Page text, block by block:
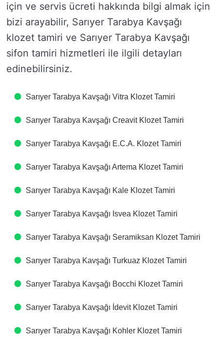
için ve servis ücreti hakkında bilgi almak için
bizi arayabilir, Sarıyer Tarabya Kavşağı
klozet tamiri ve Sarıyer Tarabya Kavşağı
sifon tamiri hizmetleri ile ilgili detayları
edinebilirsiniz.
Sarıyer Tarabya Kavşağı Vitra Klozet Tamiri
Sarıyer Tarabya Kavşağı Creavit Klozet Tamiri
Sarıyer Tarabya Kavşağı E.C.A. Klozet Tamiri
Sarıyer Tarabya Kavşağı Artema Klozet Tamiri
Sarıyer Tarabya Kavşağı Kale Klozet Tamiri
Sarıyer Tarabya Kavşağı Isvea Klozet Tamiri
Sarıyer Tarabya Kavşağı Seramiksan Klozet Tamiri
Sarıyer Tarabya Kavşağı Turkuaz Klozet Tamiri
Sarıyer Tarabya Kavşağı Bocchi Klozet Tamiri
Sarıyer Tarabya Kavşağı İdevit Klozet Tamiri
Sarıyer Tarabya Kavşağı Kohler Klozet Tamiri